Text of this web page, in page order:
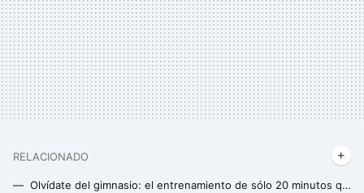
RELACIONADO
Olvídate del gimnasio: el entrenamiento de sólo 20 minutos que fortalece todo el cuerpo y acelera tu metabolismo